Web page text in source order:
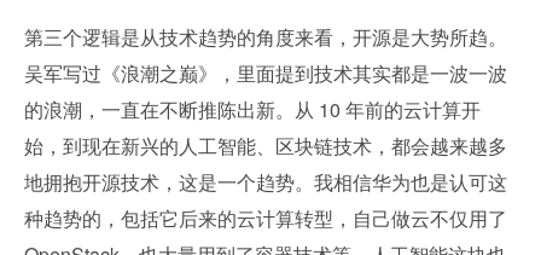
第三个逻辑是从技术趋势的角度来看，开源是大势所趋。
吴军写过《浪潮之巅》，里面提到技术其实都是一波一波
的浪潮，一直在不断推陈出新。从 10 年前的云计算开
始，到现在新兴的人工智能、区块链技术，都会越来越多
地拥抱开源技术，这是一个趋势。我相信华为也是认可这
种趋势的，包括它后来的云计算转型，自己做云不仅用了